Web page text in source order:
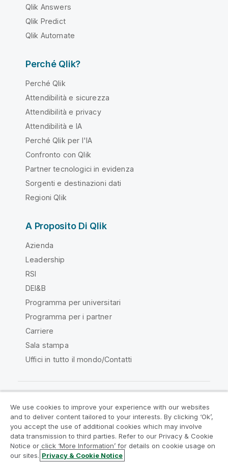
Qlik Answers
Qlik Predict
Qlik Automate
Perché Qlik?
Perché Qlik
Attendibilità e sicurezza
Attendibilità e privacy
Attendibilità e IA
Perché Qlik per l'IA
Confronto con Qlik
Partner tecnologici in evidenza
Sorgenti e destinazioni dati
Regioni Qlik
A Proposito Di Qlik
Azienda
Leadership
RSI
DEI&B
Programma per universitari
Programma per i partner
Carriere
Sala stampa
Uffici in tutto il mondo/Contatti
Qlik Community
Contratti
Termini del prodotto
Legal Policies
Note Legali
We use cookies to improve your experience with our websites
and to deliver content tailored to your interests. By clicking ‘Ok’,
you accept the use of additional cookies which may involve
data transmission to third parties. Refer to our Privacy & Cookie
Notice or click ‘More Information’ for details on cookie usage on
our sites. Privacy & Cookie Notice